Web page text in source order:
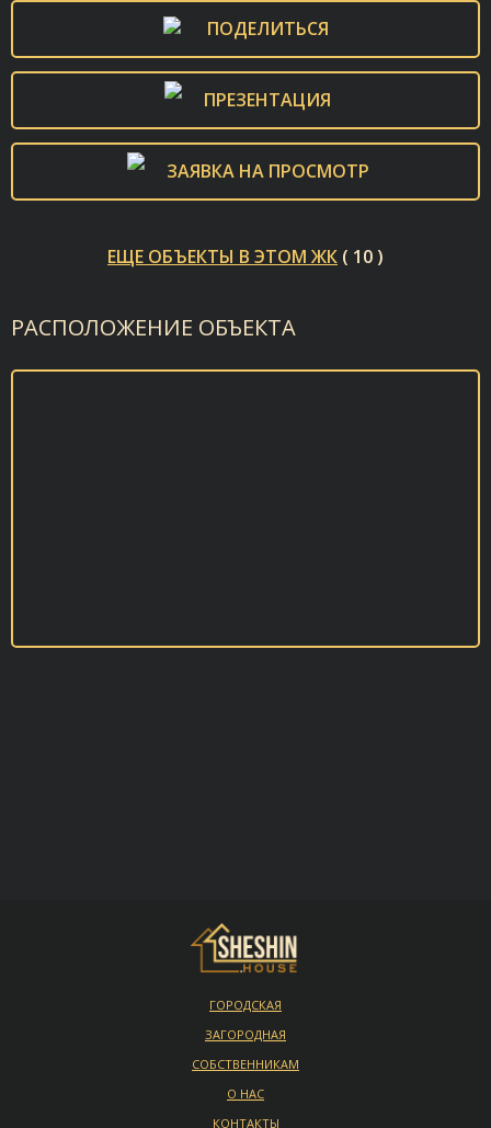
ПОДЕЛИТЬСЯ
ПРЕЗЕНТАЦИЯ
ЗАЯВКА НА ПРОСМОТР
ЕЩЕ ОБЪЕКТЫ В ЭТОМ ЖК ( 10 )
РАСПОЛОЖЕНИЕ ОБЪЕКТА
ГОРОДСКАЯ
ЗАГОРОДНАЯ
СОБСТВЕННИКАМ
О НАС
КОНТАКТЫ